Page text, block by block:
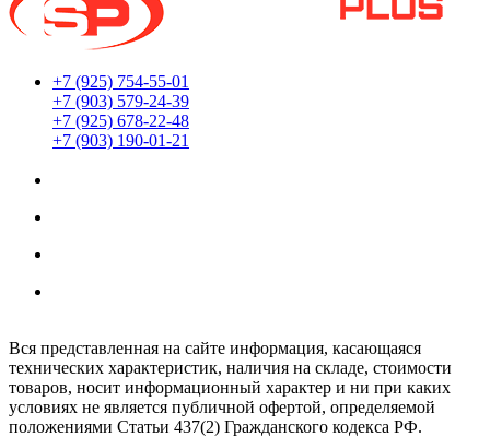
+7 (925) 754-55-01
+7 (903) 579-24-39
+7 (925) 678-22-48
+7 (903) 190-01-21
Вся представленная на сайте информация, касающаяся
технических характеристик, наличия на складе, стоимости
товаров, носит информационный характер и ни при каких
условиях не является публичной офертой, определяемой
положениями Статьи 437(2) Гражданского кодекса РФ.